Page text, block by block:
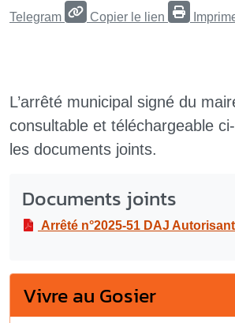
Telegram Copier le lien
L’arrêté municipal signé du
consultable et téléchargeable
les documents joints.
Documents joints
Arrêté n°2025-51 DAJ Autorisant les manifestations “déboulé en pyjama” et “déboulé” de l’Association
Vivre au Gosier